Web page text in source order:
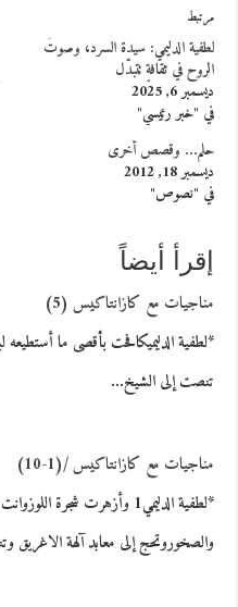
مرتبط
لطفية الدليمي: سيدة السرد، وصوتُ
الروح في ثقافةٍ تتبدّل
ديسمبر 6, 2025
في "خبر رئيسي"
حلم… وقصص أخرى
ديسمبر 18, 2012
في "نصوص"
إقرأ أيضاً
مناجيات مع كازانتاكيس (5)
*لطفية الدليميكافحت بأقصى ما
تنصت إلى الشيخ…
مناجيات مع كازانتاكيس /(1-10)
*لطفية الدليمي1 وأزهرت شجرة
والصخوروتحج إلى معابد آلهة الاغريق